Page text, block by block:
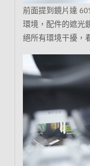
前面提到鏡片達
環境，配件的遮光
絕所有環境干擾，